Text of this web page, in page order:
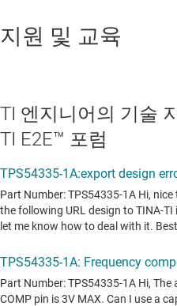
지원 및 교육
TI 엔지니어의 기술
TI E2E™ 포럼